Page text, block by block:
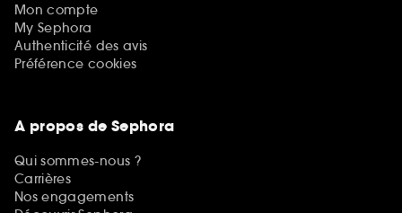
Mon compte
My Sephora
Authenticité des avis
Préférence cookies
A propos de Sephora
Qui sommes-nous ?
Carrières
Nos engagements